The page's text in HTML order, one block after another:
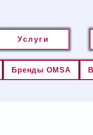
Услуги
Бренды OMSA